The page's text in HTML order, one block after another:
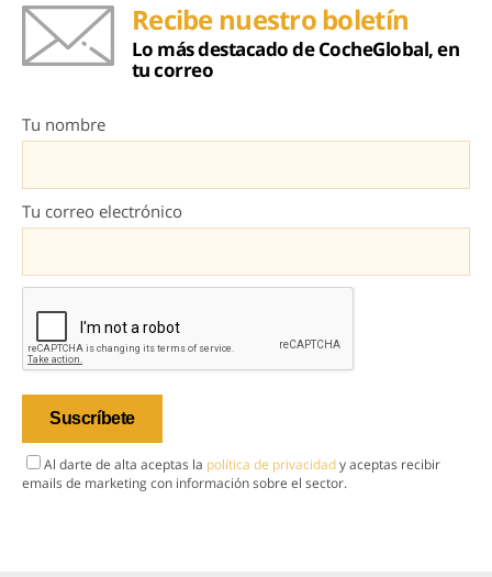
Recibe nuestro boletín
Lo más destacado de CocheGlobal, en
tu correo
Tu nombre
Tu correo electrónico
Al darte de alta aceptas la política de privacidady aceptas recibir
emails de marketing con información sobre el sector.